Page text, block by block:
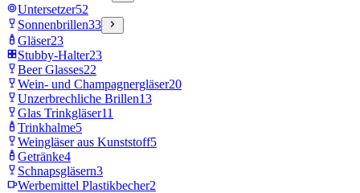
Untersetzer52
Sonnenbrillen33
Gläser23
Stubby-Halter23
Beer Glasses22
Wein- und Champagnergläser20
Unzerbrechliche Brillen13
Glas Trinkgläser11
Trinkhalme5
Weingläser aus Kunststoff5
Getränke4
Schnapsgläsern3
Werbemittel Plastikbecher2